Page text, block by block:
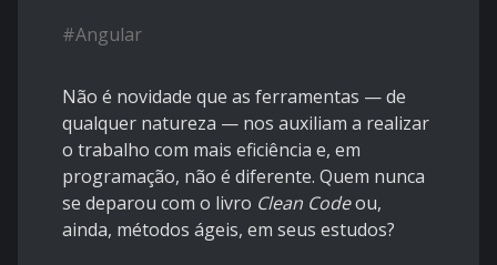
#Angular
Não é novidade que as ferramentas — de
qualquer natureza — nos auxiliam a realizar
o trabalho com mais eficiência e, em
programação, não é diferente. Quem nunca
se deparou com o livro Clean Codeou,
ainda, métodos ágeis, em seus estudos?